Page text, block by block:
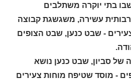
בתי יוקרה משתלבים
עשירה, משגשגת קבוצה
- שבט כנען, שבט הצופים
של סביון, שבט כנען נושא
- מוסד שטיפח מוחות צעירים